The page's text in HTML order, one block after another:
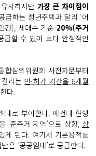
사하지만 가장 큰 차이점이
하는 청년주택과 달리 ‘어
간), 세대수 기준 20%(주거
급할 수 있어 보다 안정적인
심의위원회 사전자문부터
리는 인·허가 기간을 6개월
다.
대로 부여한다. 예컨대 현행
‘준주거 지역’으로 상향, 상
게 된다. 여기서 기본용적률
은 ‘공공임대’로 공급한다.